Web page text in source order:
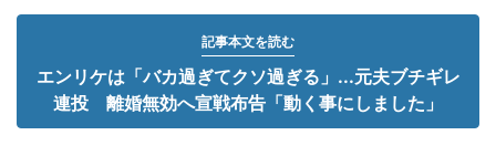
記事本文を読む
エンリケは「バカ過ぎてクソ過ぎる」...元夫ブチギレ
連投 離婚無効へ宣戦布告「動く事にしました」